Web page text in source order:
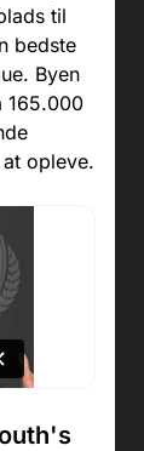
til
bedste
Byen
165.000
opleve.